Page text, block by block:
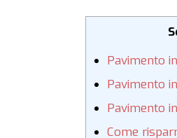
Pavimento
Pavimento
Pavimento
Come